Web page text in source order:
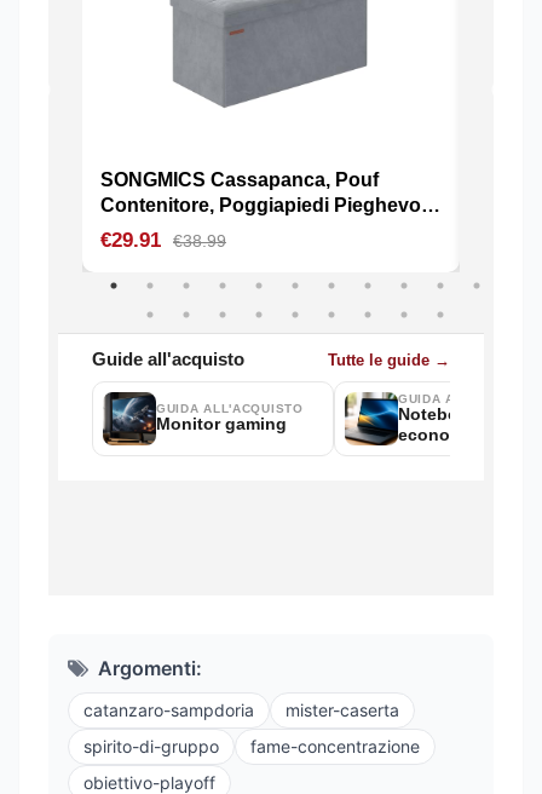
Argomenti:
catanzaro-sampdoria
mister-caserta
spirito-di-gruppo
fame-concentrazione
obiettivo-playoff